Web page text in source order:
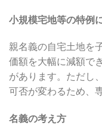
小規模宅地等の特例
親名義の自宅土地を
価額を大幅に減額で
があります。ただし
可否が変わるため、
名義の考え方